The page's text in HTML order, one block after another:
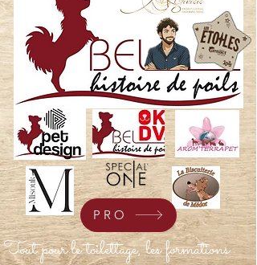
Tout pour le toilettage, les formations
PRO